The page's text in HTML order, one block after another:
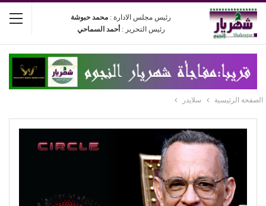
رئيس مجلس الادارة : محمد حبوشة
رئيس التحرير : أحمد السماحي
الصفحة الرئيسية سلايدر